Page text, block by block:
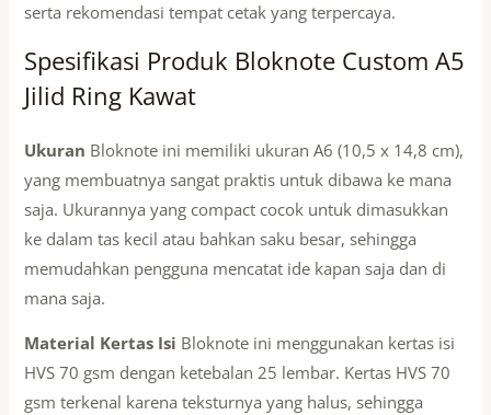
serta rekomendasi tempat cetak yang terpercaya.
Spesifikasi Produk Bloknote Custom A5
Jilid Ring Kawat
Ukuran Bloknote ini memiliki ukuran A6 (10,5 x 14,8 cm),
yang membuatnya sangat praktis untuk dibawa ke mana
saja. Ukurannya yang compact cocok untuk dimasukkan
ke dalam tas kecil atau bahkan saku besar, sehingga
memudahkan pengguna mencatat ide kapan saja dan di
mana saja.
Material Kertas Isi Bloknote ini menggunakan kertas isi
HVS 70 gsm dengan ketebalan 25 lembar. Kertas HVS 70
gsm terkenal karena teksturnya yang halus, sehingga